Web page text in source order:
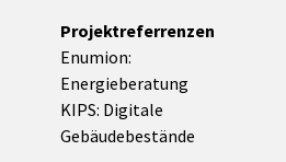
Projektreferrenzen
Enumion:
Energieberatung
KIPS: Digitale
Gebäudebestände